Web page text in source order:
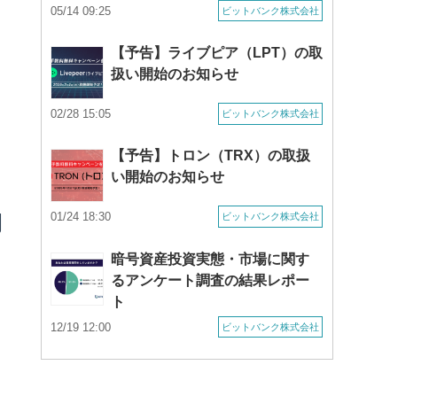
ビットバンク株式会社
05/14 09:25
【予告】ライブピア（LPT）の取
扱い開始のお知らせ
ビットバンク株式会社
02/28 15:05
【予告】トロン（TRX）の取扱
い開始のお知らせ
ビットバンク株式会社
01/24 18:30
暗号資産投資実態・市場に関す
るアンケート調査の結果レポー
ト
ビットバンク株式会社
12/19 12:00